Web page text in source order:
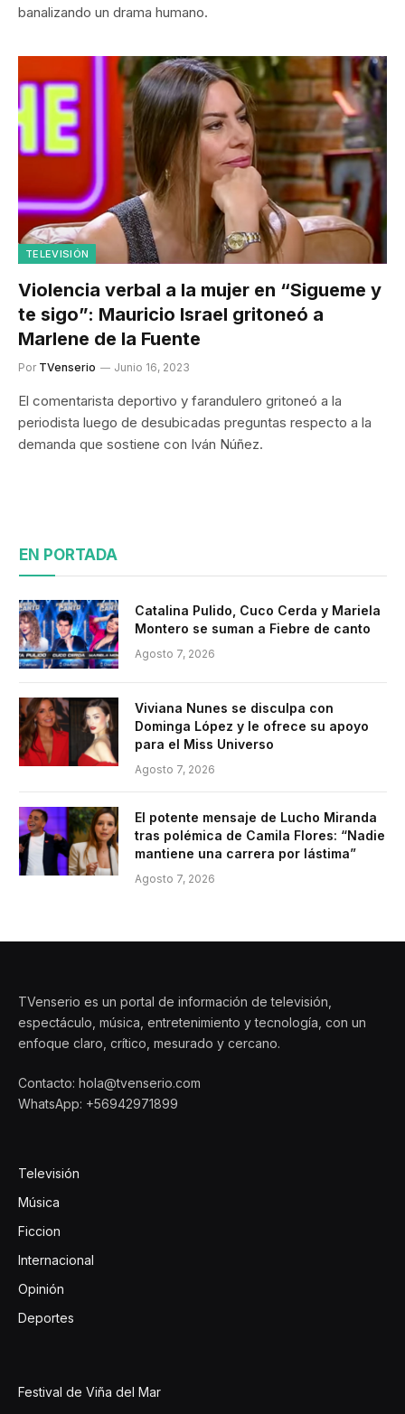
banalizando un drama humano.
TELEVISIÓN
Violencia verbal a la mujer en “Sigueme y
te sigo”: Mauricio Israel gritoneó a
Marlene de la Fuente
Por TVenserio Junio 16, 2023
El comentarista deportivo y farandulero gritoneó a la
periodista luego de desubicadas preguntas respecto a la
demanda que sostiene con Iván Núñez.
EN PORTADA
Catalina Pulido, Cuco Cerda y Mariela
Montero se suman a Fiebre de canto
Agosto 7, 2026
Viviana Nunes se disculpa con
Dominga López y le ofrece su apoyo
para el Miss Universo
Agosto 7, 2026
El potente mensaje de Lucho Miranda
tras polémica de Camila Flores: “Nadie
mantiene una carrera por lástima”
Agosto 7, 2026
TVenserio es un portal de información de televisión,
espectáculo, música, entretenimiento y tecnología, con un
enfoque claro, crítico, mesurado y cercano.
Contacto: hola@tvenserio.com
WhatsApp: +56942971899
Televisión
Música
Ficcion
Internacional
Opinión
Deportes
Festival de Viña del Mar